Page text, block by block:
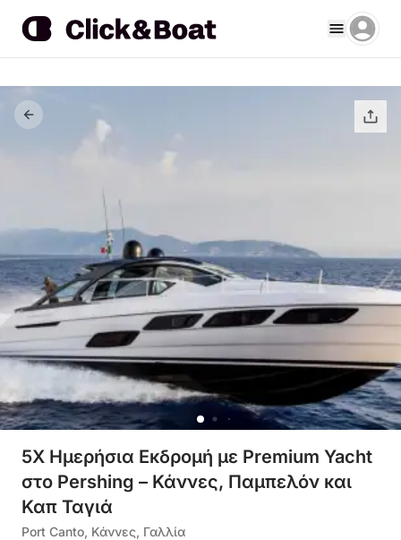
5X Ημερήσια Εκδρομή με Premium Yacht
στο Pershing – Κάννες, Παμπελόν και
Καπ Ταγιά
Port Canto, Κάννες, Γαλλία